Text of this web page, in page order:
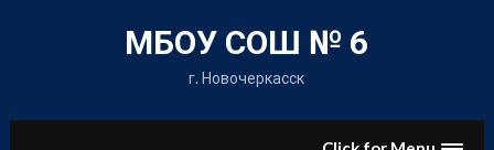
content
МБОУ СОШ № 6
г. Новочеркасск